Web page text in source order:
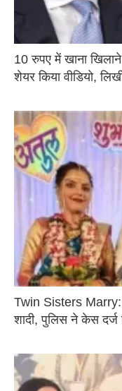
10 रुपए में खाना
शेयर किया वीडियो,
Twin Sisters Marry:
शादी, पुलिस ने केस दर्ज